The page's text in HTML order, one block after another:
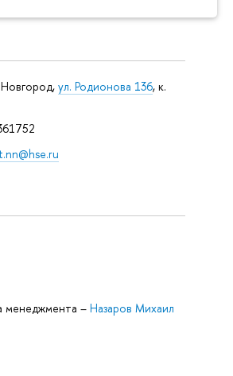
ул. Родионова 136, к.
менеджмента – Назаров Михаил